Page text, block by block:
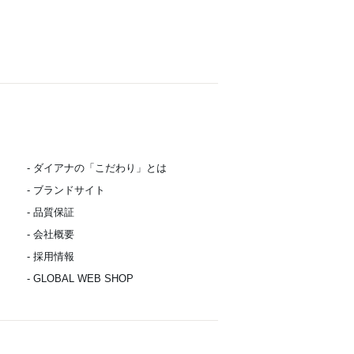
- ダイアナの「こだわり」とは
- ブランドサイト
- 品質保証
- 会社概要
- 採用情報
- GLOBAL WEB SHOP